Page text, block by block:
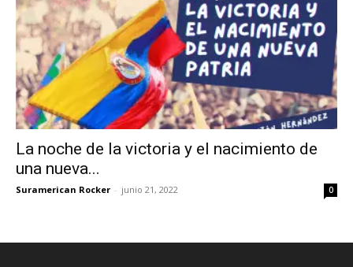
La noche de la victoria y el nacimiento de
una nueva...
Suramerican Rocker - junio 21, 2022 0